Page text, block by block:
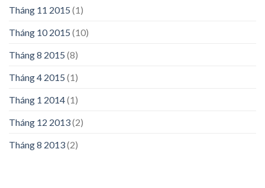
Tháng 11 2015 (1)
Tháng 10 2015 (10)
Tháng 8 2015 (8)
Tháng 4 2015 (1)
Tháng 1 2014(1)
Tháng 12 2013(2)
Tháng 8 2013(2)